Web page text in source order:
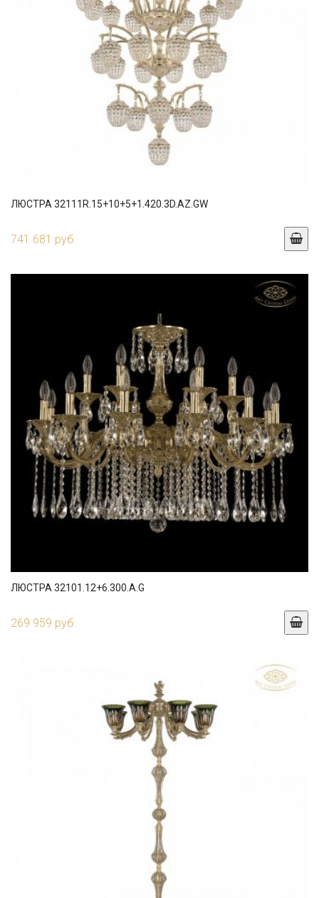
ЛЮСТРА 32111R.15+10+5+1.420.3D.AZ.GW
741 681 руб.
ЛЮСТРА 32101.12+6.300.A.G
269 959 руб.